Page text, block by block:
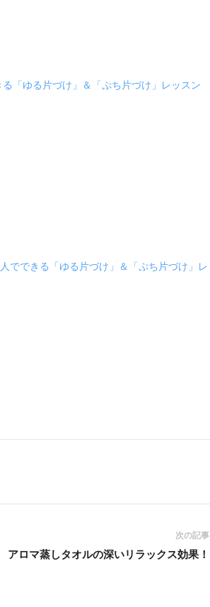
「ゆる片づけ」＆「ぷち片づけ」レッスン
でできる「ゆる片づけ」＆「ぷち片づけ」レ
次の記事
アロマ蒸しタオルの深いリラックス効果！